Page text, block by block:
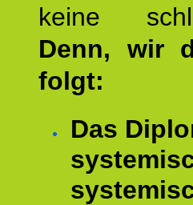
keine
Denn, wir
folgt:
Das